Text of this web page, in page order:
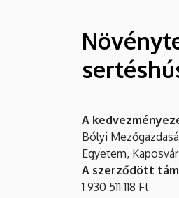
minőségű
érdekében
Kancellária
A
Bólyi
Egyetem,
A szerződött
1 930 511 118 Ft